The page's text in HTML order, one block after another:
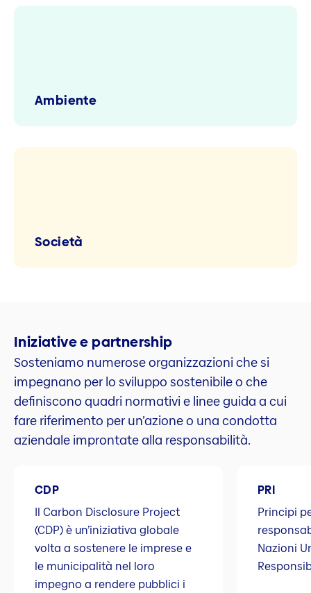
Ambiente
Società
Iniziative e partnership
Sosteniamo numerose organizzazioni che si
impegnano per lo sviluppo sostenibile o che
definiscono quadri normativi e linee guida a cui
fare riferimento per un’azione o una condotta
aziendale improntate alla responsabilità.
CDP
Il Carbon Disclosure Project
(CDP) è un’iniziativa globale
volta a sostenere le imprese e
le municipalità nel loro
impegno a rendere pubblici i
PRI
Principi
Nazioni